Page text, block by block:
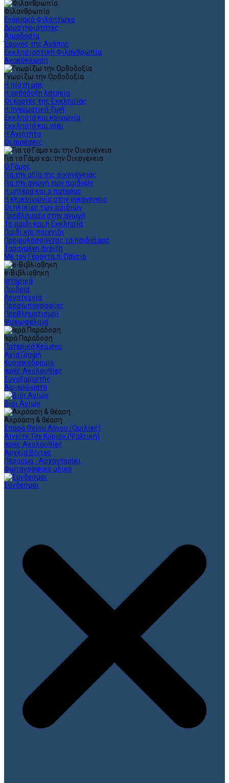
Φιλανθρωπία
Ενοριακό Φιλόπτωχο
Δραστηριότητες
Αιμοδοσία
Έρανος της Αγάπης
Εκκλησιαστική Φιλανθρωπία
Ανακύκλωση
Γνωρίζω την Ορθοδοξία
Η πίστη μας
Η ορθόδοξη λατρεία
Οι εορτές της Εκκλησίας
Η πνευματική ζωή
Εκκλησία και κοινωνία
Εκκλησία και νέοι
Η Αγιότητα
Οι αιρέσεις
Για το Γάμο και την Οικογένεια
Ο Γάμος
Για την αξία της οικογένειας
Για την αγωγή των παιδιών
Η μητέρα και ο πατέρας
Η επικοινωνία στην οικογένεια
Οι ηλικίες των παιδιών
Προβλήματα στην αγωγή
Το παιδί και η Εκκλησία
Παιδί και παιχνίδι
Προφυλάσσοντας τα παιδιά μας
Ταραγμένη άνοιξη
Με τον Γέροντα π. Παϊσιο
e-Βιβλιοθηκη
Ιστορικά
Παιδεία
Λογοτεχνία
Προσωπογραφίες
Προβληματισμοί
Ψυχωφέλιμα
Ιερά Παράδοση
Πατερικά Κείμενα
Αγία Γραφή
Κυριακοδρόμιο
Ιερές Ακολουθίες
Συναξαριστής
Αφιερώματα
Βίοι Αγίων
Ακρόαση & θέαση
Σπορά Θείου Λόγου (Ομιλίες)
Αινείτε Τον Κύριον (Ψαλτική)
Ιερές Ακολουθίες
Αρχεία Βίντεο
Πέρασμα - Αρχονταρίκι
Φωτογραφικό υλικό
Σύνδεσμοι